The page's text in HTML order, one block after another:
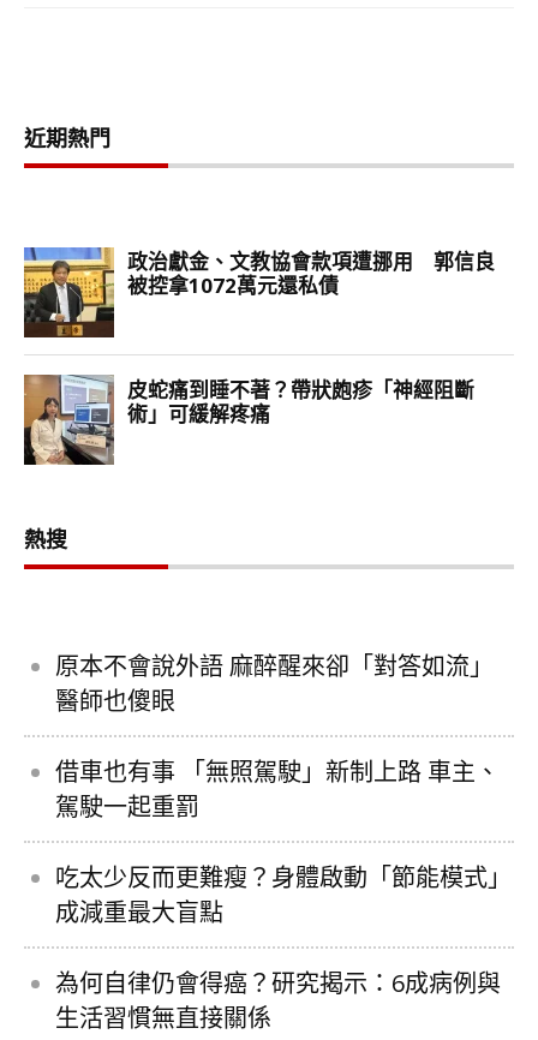
近期熱門
熱搜
原本不會說外語 麻醉醒來卻「對答如流」
醫師也傻眼
借車也有事 「無照駕駛」新制上路 車主、
駕駛一起重罰
吃太少反而更難瘦？身體啟動「節能模式」
成減重最大盲點
為何自律仍會得癌？研究揭示：6成病例與
生活習慣無直接關係